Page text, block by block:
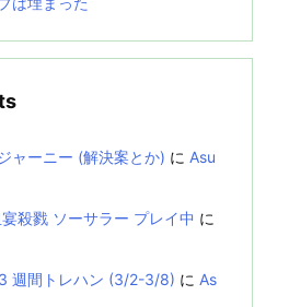
ャーニー (解決案とか) に Asu
殺戮 ソーサラー プレイ中 に
週間トレハン (3/2-3/8) に As